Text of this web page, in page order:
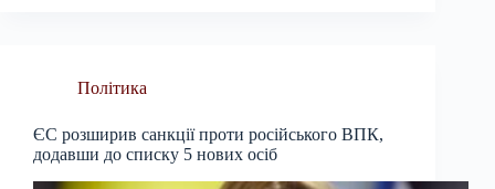
Політика
ЄС розширив санкції проти російського ВПК,
додавши до списку 5 нових осіб